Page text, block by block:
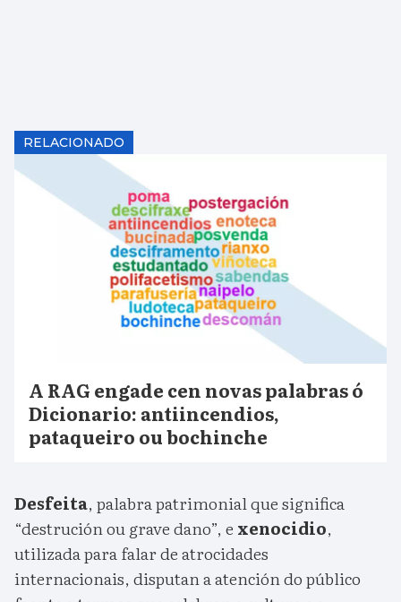
RELACIONADO
A RAG engade cen novas palabras ó
Dicionario: antiincendios,
pataqueiro ou bochinche
Desfeita, palabra patrimonial que significa
“destrución ou grave dano”, e xenocidio,
utilizada para falar de atrocidades
internacionais, disputan a atención do público